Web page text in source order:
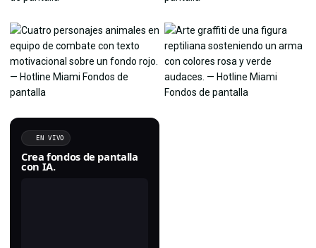
EN VIVO
Crea fondos de pantalla
con IA.